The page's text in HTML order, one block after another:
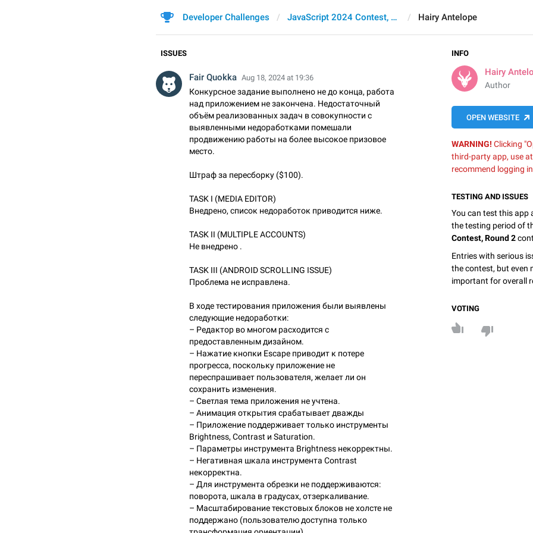
Developer Challenges JavaScript 2024 Contest, Round 2 Hairy Antelope
INFO
Hairy
Author
OPEN WEBSITE
WARNING! Clicking
third-party app, use
recommend logging
TESTING AND ISSUES
You can test this app
the testing period of
Contest, Round 2
Entries with serious
the contest, but even
important for overall
VOTING
ISSUES
Fair Quokka Aug 18, 2024 at 19:36
Конкурсное задание выполнено не до конца, работа
над приложением не закончена. Недостаточный
объём реализованных задач в совокупности с
выявленными недоработками помешали
продвижению работы на более высокое призовое
место.
Штраф за пересборку ($100).
TASK I (MEDIA EDITOR)
Внедрено, список недоработок приводится ниже.
TASK II (MULTIPLE ACCOUNTS)
Не внедрено .
TASK III (ANDROID SCROLLING ISSUE)
Проблема не исправлена.
В ходе тестирования приложения были выявлены
следующие недоработки:
– Редактор во многом расходится с
предоставленным дизайном.
– Нажатие кнопки Escape приводит к потере
прогресса, поскольку приложение не
переспрашивает пользователя, желает ли он
сохранить изменения.
– Светлая тема приложения не учтена.
– Анимация открытия срабатывает дважды
– Приложение поддерживает только инструменты
Brightness, Contrast и Saturation.
– Параметры инструмента Brightness некорректны.
– Негативная шкала инструмента Contrast
некорректна.
– Для инструмента обрезки не поддерживаются:
поворота, шкала в градусах, отзеркаливание.
– Масштабирование текстовых блоков не холсте не
поддержано (пользователю доступна только